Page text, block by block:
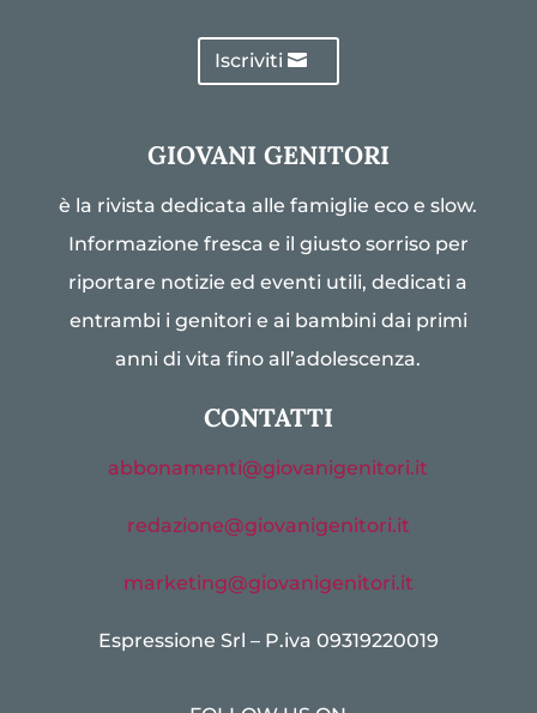
Iscriviti
GIOVANI GENITORI
è la rivista dedicata alle famiglie eco e slow.
Informazione fresca e il giusto sorriso per
riportare notizie ed eventi utili, dedicati a
entrambi i genitori e ai bambini dai primi
anni di vita fino all’adolescenza.
CONTATTI
abbonamenti@giovanigenitori.it
redazione@giovanigenitori.it
marketing@giovanigenitori.it
Espressione Srl – P.iva 09319220019